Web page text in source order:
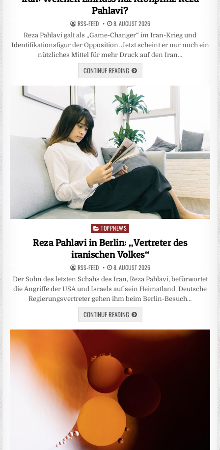
Pahlavi?
RSS-FEED 8. AUGUST 2026
Reza Pahlavi galt als „Game-Changer“ im Iran-Krieg und
Identifikationsfigur der Opposition. Jetzt scheint er nur noch ein
nützliches Mittel für mehr Druck auf den Iran…
CONTINUE READING
Posted
in
TOPPNEWS
Reza Pahlavi in Berlin: „Vertreter des
iranischen Volkes“
RSS-FEED 8. AUGUST 2026
Der Sohn des letzten Schahs des Iran, Reza Pahlavi, befürwortet
die Angriffe der USA und Israels auf sein Heimatland. Deutsche
Regierungsvertreter gehen ihm beim Berlin-Besuch…
CONTINUE READING